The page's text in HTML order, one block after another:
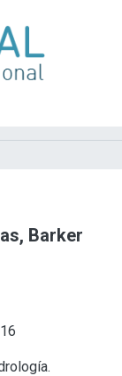
Barker